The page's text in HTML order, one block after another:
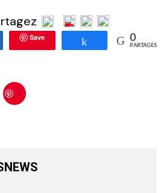
Save Partagez 0
PARTAGES